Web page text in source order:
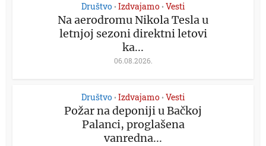
Društvo • Izdvajamo • Vesti
Na aerodromu Nikola Tesla u
letnjoj sezoni direktni letovi
ka...
06.08.2026.
Društvo • Izdvajamo • Vesti
Požar na deponiji u Bačkoj
Palanci, proglašena
vanredna...